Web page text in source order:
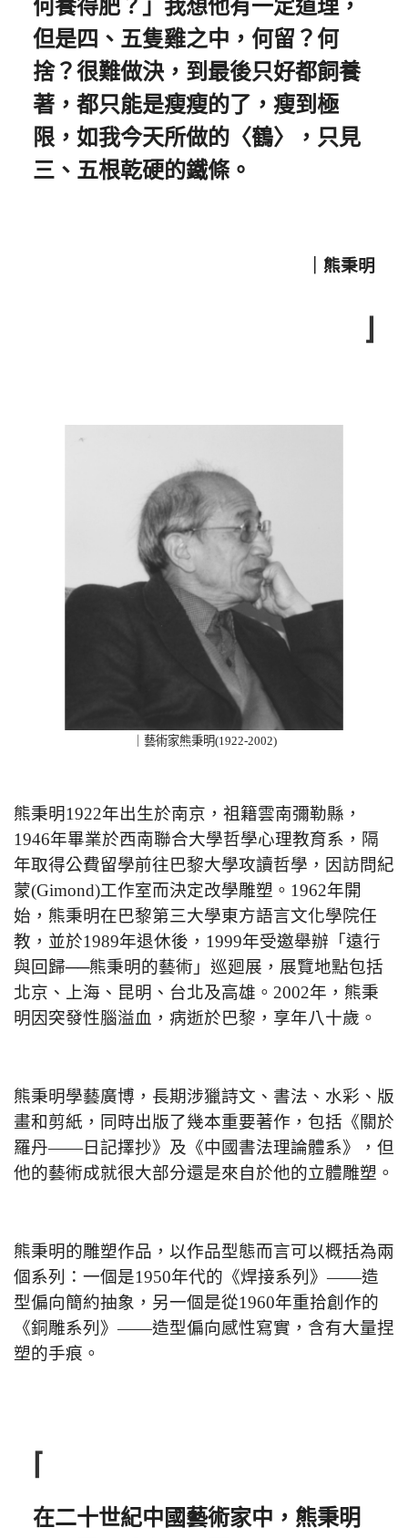
何養得肥？」我想他有一定道理，
但是四、五隻雞之中，何留？何
捨？很難做決，到最後只好都飼養
著，都只能是瘦瘦的了，瘦到極
限，如我今天所做的〈鶴〉，只見
三、五根乾硬的鐵條。
｜熊秉明
⌋
｜藝術家熊秉明(1922-2002)
熊秉明1922年出生於南京，祖籍雲南彌勒縣，
1946年畢業於西南聯合大學哲學心理教育系，隔
年取得公費留學前往巴黎大學攻讀哲學，因訪問紀
蒙(Gimond)工作室而決定改學雕塑。1962年開
始，熊秉明在巴黎第三大學東方語言文化學院任
教，並於1989年退休後，1999年受邀舉辦「遠行
與回歸──熊秉明的藝術」巡廻展，展覽地點包括
北京、上海、昆明、台北及高雄。2002年，熊秉
明因突發性腦溢血，病逝於巴黎，享年八十歲。
熊秉明學藝廣博，長期涉獵詩文、書法、水彩、版
畫和剪紙，同時出版了幾本重要著作，包括《關於
羅丹——日記擇抄》及《中國書法理論體系》，但
他的藝術成就很大部分還是來自於他的立體雕塑。
熊秉明的雕塑作品，以作品型態而言可以概括為兩
個系列：一個是1950年代的《焊接系列》——造
型偏向簡約抽象，另一個是從1960年重拾創作的
《銅雕系列》——造型偏向感性寫實，含有大量捏
塑的手痕。
⌈
在二十世紀中國藝術家中，熊秉明